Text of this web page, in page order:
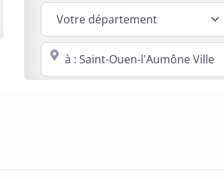
Proche de : ville, cp, lieu ...